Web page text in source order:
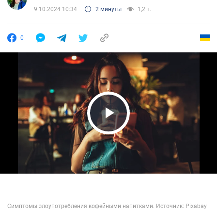
9.10.2024 10:34 2 минуты 1,2 т.
0
Play Video